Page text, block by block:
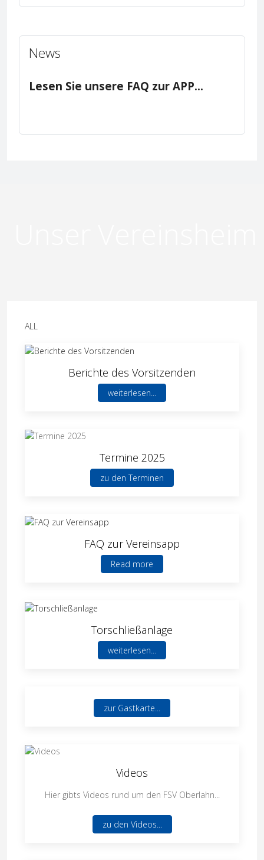
News
Lesen Sie unsere FAQ zur APP...
ALL
Berichte des Vorsitzenden
weiterlesen...
Termine 2025
zu den Terminen
FAQ zur Vereinsapp
Read more
Torschließanlage
weiterlesen...
zur Gastkarte...
Videos
Hier gibts Videos rund um den FSV Oberlahn...
zu den Videos...